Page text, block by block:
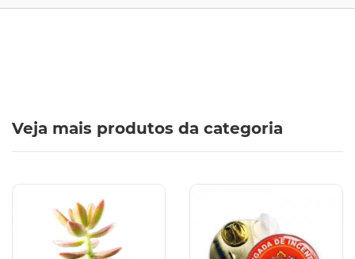
Veja mais produtos da categoria